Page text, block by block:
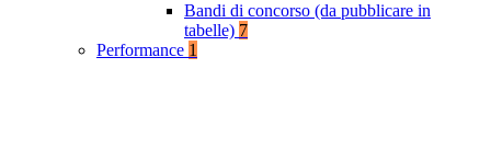
Bandi di concorso (da pubblicare in
tabelle) 7
Performance 1